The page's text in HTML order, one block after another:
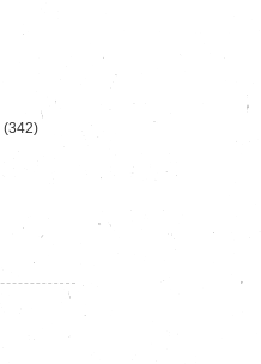
(342)